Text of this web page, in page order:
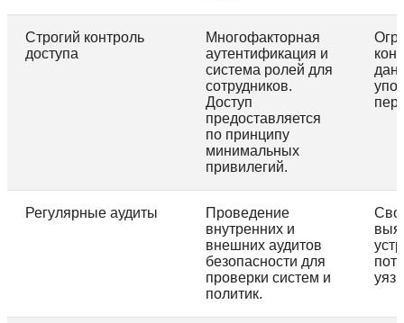
Строгий контроль
доступа
Многофакторная
аутентификация и
система ролей для
сотрудников.
Доступ
предоставляется
по принципу
минимальных
привилегий.
Регулярные аудиты
Проведение
внутренних и
внешних аудитов
безопасности для
проверки систем и
политик.